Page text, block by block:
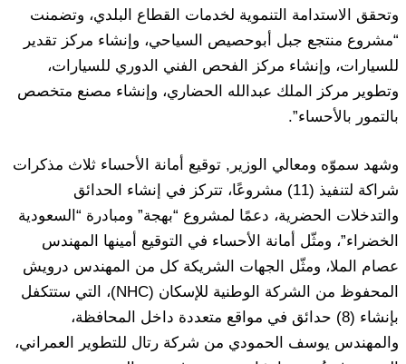
وتحقق الاستدامة التنموية لخدمات القطاع البلدي، وتضمنت
“مشروع منتجع جبل أبوحصيص السياحي، وإنشاء مركز تقدير
للسيارات، وإنشاء مركز الفحص الفني الدوري للسيارات،
وتطوير مركز الملك عبدالله الحضاري، وإنشاء مصنع متخصص
بالتمور بالأحساء”.
وشهد سموّه ومعالي الوزير, توقيع أمانة الأحساء ثلاث مذكرات
شراكة لتنفيذ (11) مشروعًا، تتركز في إنشاء الحدائق
والتدخلات الحضرية، دعمًا لمشروع “بهجة” ومبادرة “السعودية
الخضراء”، ومثّل أمانة الأحساء في التوقيع أمينها المهندس
عصام الملا، ومثّل الجهات الشريكة كل من المهندس درويش
المحفوظ من الشركة الوطنية للإسكان (NHC)، التي ستتكفل
بإنشاء (8) حدائق في مواقع متعددة داخل المحافظة،
والمهندس يوسف الحمودي من شركة رتال للتطوير العمراني،